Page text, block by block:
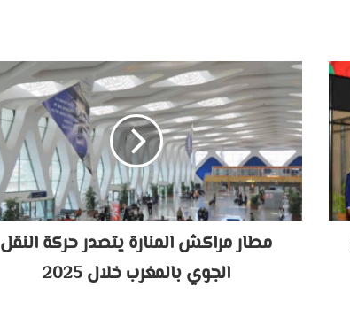
مطار مراكش المنارة يتصدر حركة النقل
الجوي بالمغرب خلال 2025